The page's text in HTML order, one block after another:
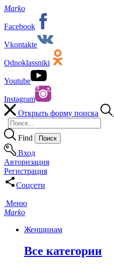
Marko
Facebook
Vkontakte
Odnoklassniki
Youtube
Instagram
Открыть форму поиска
Find
Вход
Авторизация
Регистрация
Соцсети
Меню
Marko
Женщинам
Все категории